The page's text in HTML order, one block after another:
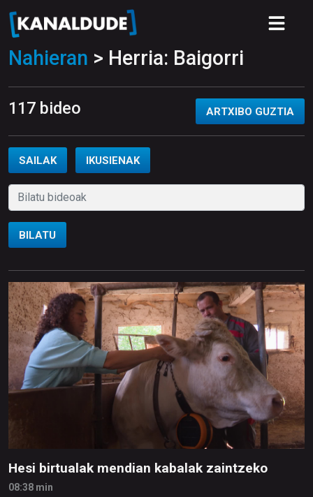
Nahieran > Herria: Baigorri
117 bideo ARTXIBO GUZTIA
SAILAK IKUSIENAK
BILATU
Hesi birtualak mendian kabalak zaintzeko
08:38 min